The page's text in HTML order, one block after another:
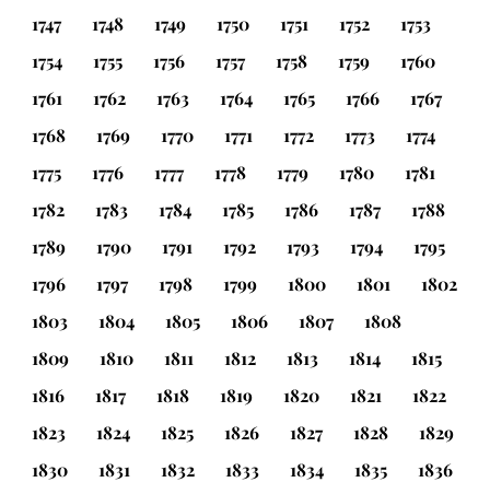
1747 1748 1749 1750 1751 1752
1753
1754
1755 1756 1757 1758 1759
1760
1761
1762 1763 1764 1765 1766
1767
1768
1769 1770 1771 1772 1773
1774
1775
1776 1777 1778 1779 1780
1781
1782
1783 1784 1785 1786 1787
1788
1789
1790 1791 1792 1793 1794
1795
1796
1797 1798 1799 1800 1801
1802
1803
1804 1805 1806 1807
1808
1809
1810 1811 1812 1813 1814
1815
1816
1817 1818 1819 1820 1821
1822
1823
1824 1825 1826 1827 1828
1829
1830
1831 1832 1833 1834 1835
1836